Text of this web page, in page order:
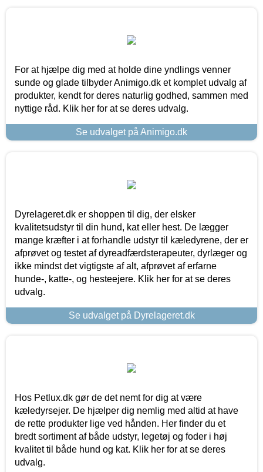
For at hjælpe dig med at holde dine yndlings venner
sunde og glade tilbyder Animigo.dk et komplet udvalg af
produkter, kendt for deres naturlig godhed, sammen med
nyttige råd. Klik her for at se deres udvalg.
Se udvalget på Animigo.dk
Dyrelageret.dk er shoppen til dig, der elsker
kvalitetsudstyr til din hund, kat eller hest. De lægger
mange kræfter i at forhandle udstyr til kæledyrene, der er
afprøvet og testet af dyreadfærdsterapeuter, dyrlæger og
ikke mindst det vigtigste af alt, afprøvet af erfarne
hunde-, katte-, og hesteejere. Klik her for at se deres
udvalg.
Se udvalget på Dyrelageret.dk
Hos Petlux.dk gør de det nemt for dig at være
kæledyrsejer. De hjælper dig nemlig med altid at have
de rette produkter lige ved hånden. Her finder du et
bredt sortiment af både udstyr, legetøj og foder i høj
kvalitet til både hund og kat. Klik her for at se deres
udvalg.